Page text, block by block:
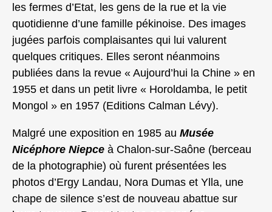
les fermes d’Etat, les gens de la rue et la vie
quotidienne d’une famille pékinoise. Des images
jugées parfois complaisantes qui lui valurent
quelques critiques. Elles seront néanmoins
publiées dans la revue « Aujourd’hui la Chine » en
1955 et dans un petit livre « Horoldamba, le petit
Mongol » en 1957 (Editions Calman Lévy).
Malgré une exposition en 1985 au Musée
Nicéphore Niepce à Chalon-sur-Saône (berceau
de la photographie) où furent présentées les
photos d’Ergy Landau, Nora Dumas et Ylla, une
chape de silence s’est de nouveau abattue sur